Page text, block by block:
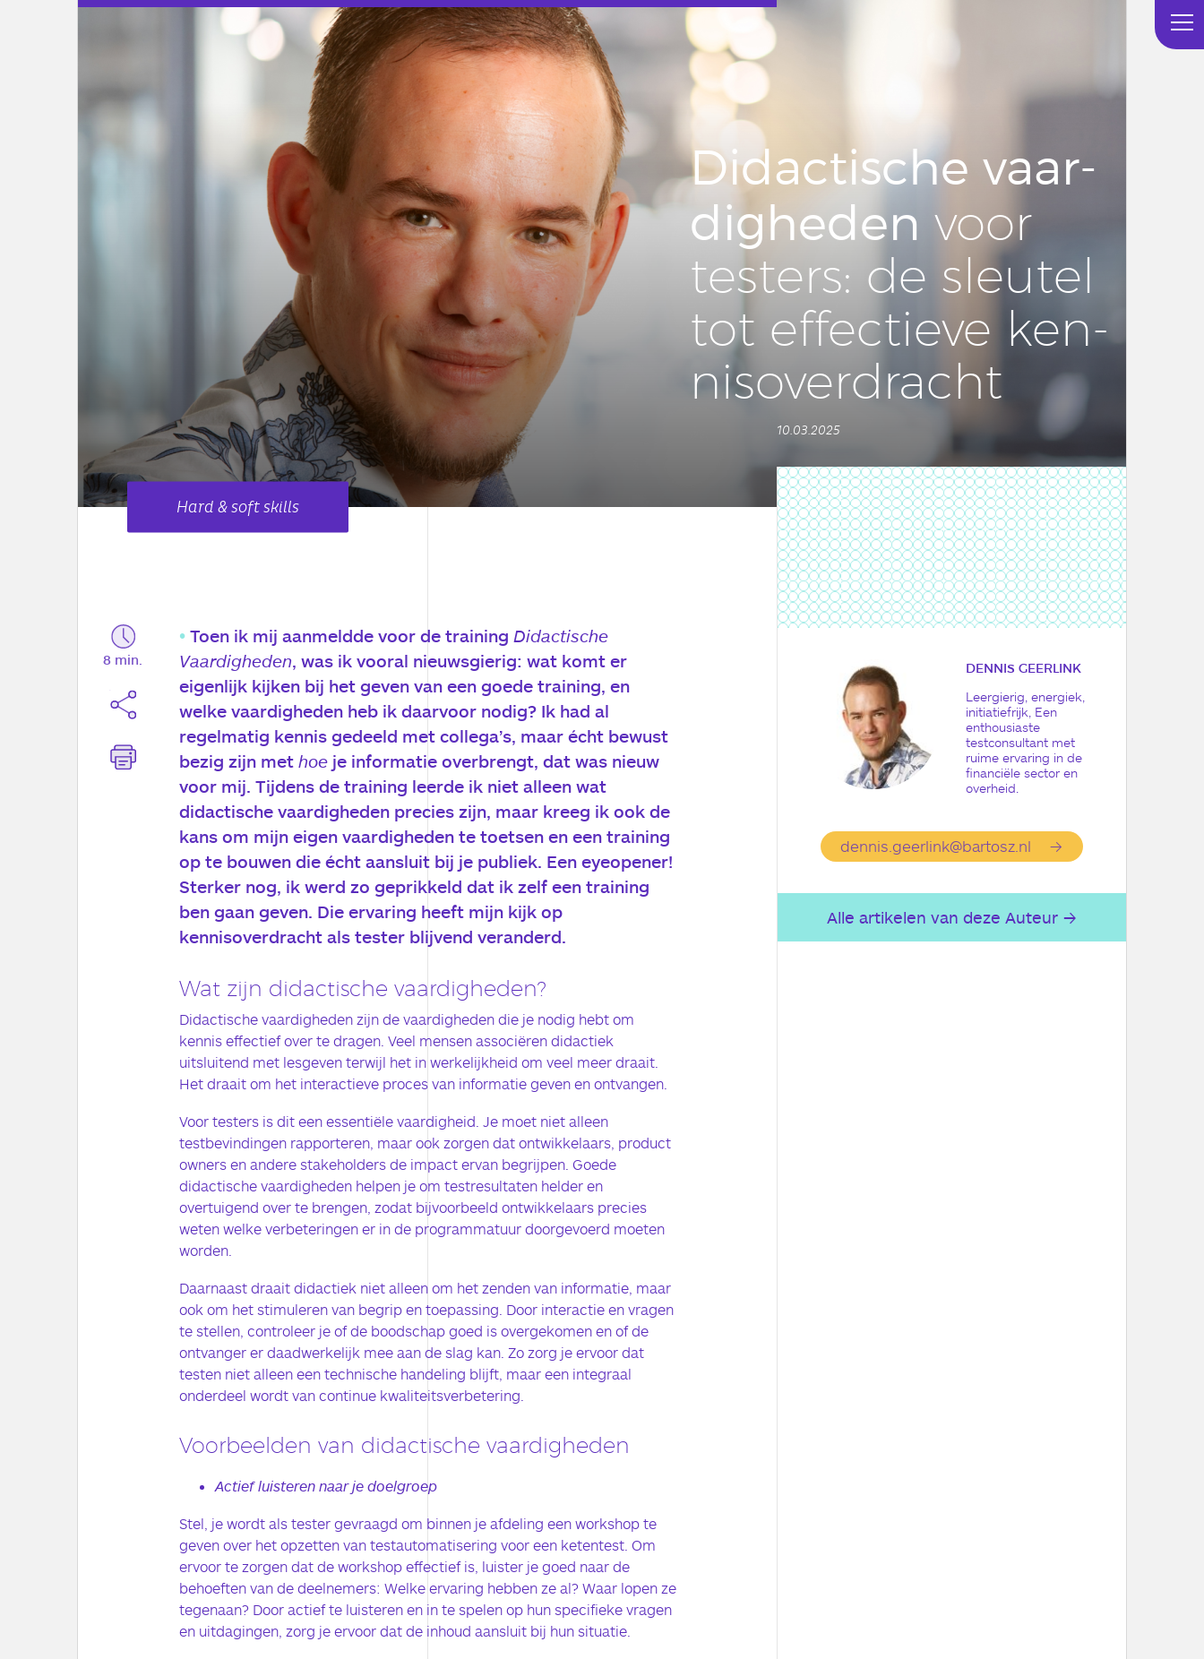
Di­dac­ti­sche vaar­
dig­he­den voor
testers: de sleutel
tot ef­fec­tie­ve ken­
nis­over­dracht
10.03.2025
Hard & soft skills
8 min.
Toen ik mij aanmeldde voor de training Didactische
Vaardigheden, was ik vooral nieuwsgierig: wat komt er
eigenlijk kijken bij het geven van een goede training, en
welke vaardigheden heb ik daarvoor nodig? Ik had al
regelmatig kennis gedeeld met collega’s, maar écht bewust
bezig zijn met hoeje informatie overbrengt, dat was nieuw
voor mij. Tijdens de training leerde ik niet alleen wat
didactische vaardigheden precies zijn, maar kreeg ik ook de
kans om mijn eigen vaardigheden te toetsen en een training
op te bouwen die écht aansluit bij je publiek. Een eyeopener!
Sterker nog, ik werd zo geprikkeld dat ik zelf een training
ben gaan geven. Die ervaring heeft mijn kijk op
kennisoverdracht als tester blijvend veranderd.
Wat zijn didactische vaardigheden?
Didactische vaardigheden zijn de vaardigheden die je nodig hebt om
kennis effectief over te dragen. Veel mensen associëren didactiek
uitsluitend met lesgeven terwijl het in werkelijkheid om veel meer draait.
Het draait om het interactieve proces van informatie geven en ontvangen.
Voor testers is dit een essentiële vaardigheid. Je moet niet alleen
testbevindingen rapporteren, maar ook zorgen dat ontwikkelaars, product
owners en andere stakeholders de impact ervan begrijpen. Goede
didactische vaardigheden helpen je om testresultaten helder en
overtuigend over te brengen, zodat bijvoorbeeld ontwikkelaars precies
weten welke verbeteringen er in de programmatuur doorgevoerd moeten
worden.
Daarnaast draait didactiek niet alleen om het zenden van informatie, maar
ook om het stimuleren van begrip en toepassing. Door interactie en vragen
te stellen, controleer je of de boodschap goed is overgekomen en of de
ontvanger er daadwerkelijk mee aan de slag kan. Zo zorg je ervoor dat
testen niet alleen een technische handeling blijft, maar een integraal
onderdeel wordt van continue kwaliteitsverbetering.
Voorbeelden van didactische vaardigheden
Actief luisteren naar je doelgroep
Stel, je wordt als tester gevraagd om binnen je afdeling een workshop te
geven over het opzetten van testautomatisering voor een ketentest. Om
ervoor te zorgen dat de workshop effectief is, luister je goed naar de
behoeften van de deelnemers: Welke ervaring hebben ze al? Waar lopen ze
tegenaan? Door actief te luisteren en in te spelen op hun specifieke vragen
en uitdagingen, zorg je ervoor dat de inhoud aansluit bij hun situatie.
DENNIS GEERLINK
Leergierig, energiek,
initiatiefrijk, Een
enthousiaste
testconsultant met
ruime ervaring in de
financiële sector en
overheid.
dennis.geerlink@bartosz.nl
Alle artikelen van deze Auteur